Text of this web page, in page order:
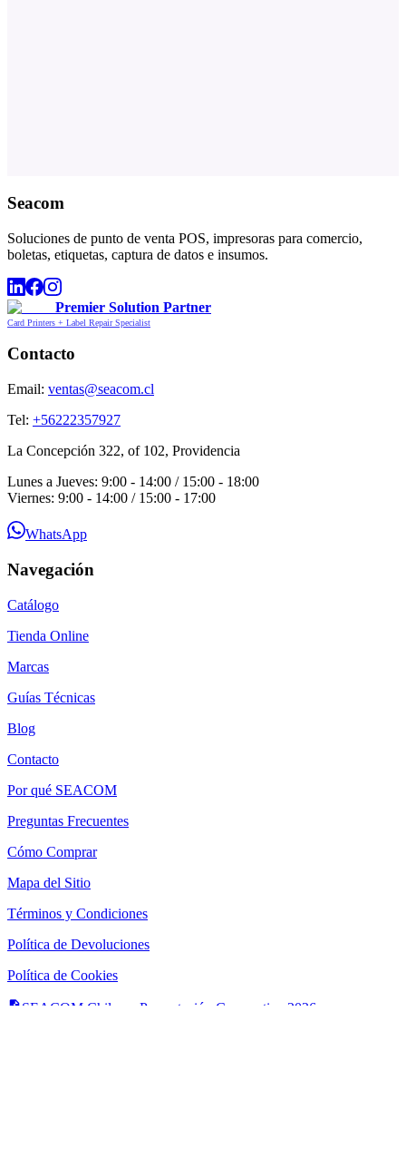
Seacom
Soluciones de punto de venta POS, impresoras para comercio,
boletas, etiquetas, captura de datos e insumos.
Premier Solution Partner
Card Printers + Label Repair Specialist
Contacto
Email: ventas@seacom.cl
Tel: +56222357927
La Concepción 322, of 102, Providencia
Lunes a Jueves: 9:00 - 14:00 / 15:00 - 18:00
Viernes: 9:00 - 14:00 / 15:00 - 17:00
WhatsApp
Navegación
Catálogo
Tienda Online
Marcas
Guías Técnicas
Blog
Contacto
Por qué SEACOM
Preguntas Frecuentes
Cómo Comprar
Mapa del Sitio
Términos y Condiciones
Política de Devoluciones
Política de Cookies
SEACOM Chile — Presentación Corporativa 2026